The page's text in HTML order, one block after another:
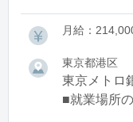
月給：
東京都港区
東京メトロ
■就業場所